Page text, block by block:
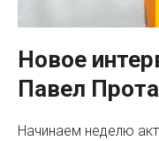
Новое
Павел
Начинаем неделю